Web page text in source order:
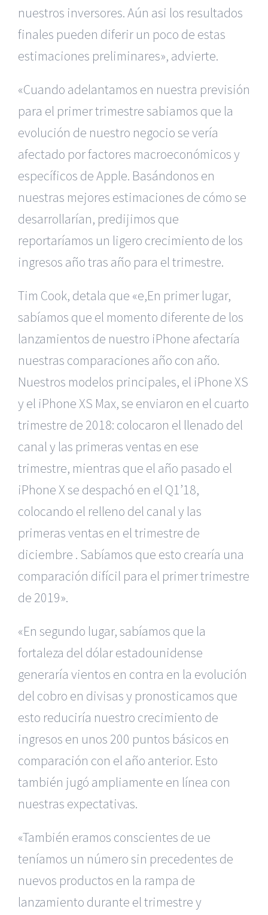
nuestros inversores. Aún asi los resultados
finales pueden diferir un poco de estas
estimaciones preliminares», advierte.
«Cuando adelantamos en nuestra previsión
para el primer trimestre sabiamos que la
evolución de nuestro negocio se vería
afectado por factores macroeconómicos y
específicos de Apple. Basándonos en
nuestras mejores estimaciones de cómo se
desarrollarían, predijimos que
reportaríamos un ligero crecimiento de los
ingresos año tras año para el trimestre.
Tim Cook, detala que «e,En primer lugar,
sabíamos que el momento diferente de los
lanzamientos de nuestro iPhone afectaría
nuestras comparaciones año con año.
Nuestros modelos principales, el iPhone XS
y el iPhone XS Max, se enviaron en el cuarto
trimestre de 2018: colocaron el llenado del
canal y las primeras ventas en ese
trimestre, mientras que el año pasado el
iPhone X se despachó en el Q1’18,
colocando el relleno del canal y las
primeras ventas en el trimestre de
diciembre . Sabíamos que esto crearía una
comparación difícil para el primer trimestre
de 2019».
«En segundo lugar, sabíamos que la
fortaleza del dólar estadounidense
generaría vientos en contra en la evolución
del cobro en divisas y pronosticamos que
esto reduciría nuestro crecimiento de
ingresos en unos 200 puntos básicos en
comparación con el año anterior. Esto
también jugó ampliamente en línea con
nuestras expectativas.
«También eramos conscientes de ue
teníamos un número sin precedentes de
nuevos productos en la rampa de
lanzamiento durante el trimestre y